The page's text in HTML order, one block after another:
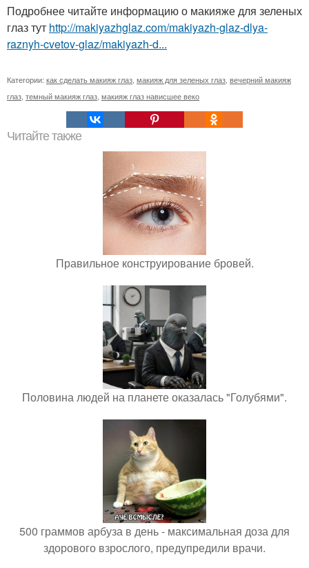
Подробнее читайте информацию о макияже для зеленых
глаз тут http://makiyazhglaz.com/makiyazh-glaz-dlya-
raznyh-cvetov-glaz/makiyazh-d...
Категории: как сделать макияж глаз, макияж для зеленых глаз, вечерний макияж
глаз, темный макияж глаз, макияж глаз нависшее веко
Читайте также
Правильное конструирование бровей.
Половина людей на планете оказалась "Голубями".
500 граммов арбуза в день - максимальная доза для
здорового взрослого, предупредили врачи.